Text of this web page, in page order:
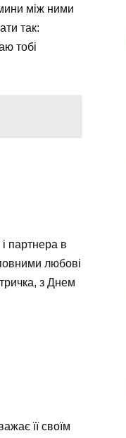
між ними
так:
тобі
партнера в
любові
з Днем
її своїм